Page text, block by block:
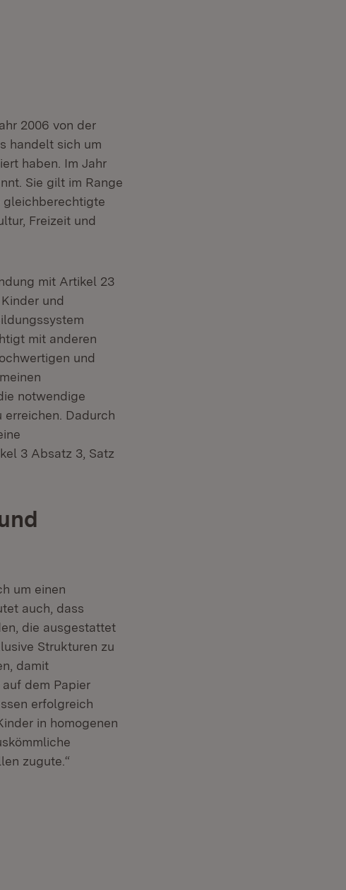
2006 von der
handelt sich um
haben. Im Jahr
Sie gilt im Range
gleichberechtigte
Freizeit und
mit Artikel 23
Fenster)
und
mit anderen
und
notwendige
Dadurch
3 Absatz 3, Satz
um einen
auch, dass
die ausgestattet
Strukturen zu
damit
dem Papier
erfolgreich
in homogenen
zugute.“